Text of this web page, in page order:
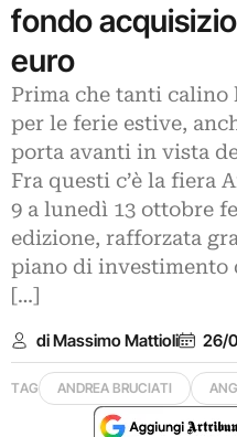
fondo
euro
Prima che tanti calino
per le ferie estive,
porta avanti in vista
Fra questi c’è la fiera
9 a lunedì 13 ottobre
edizione, rafforzata
piano di investimento
[…]
di Massimo Mattioli 26/
TAG ANDREA BRUCIATI